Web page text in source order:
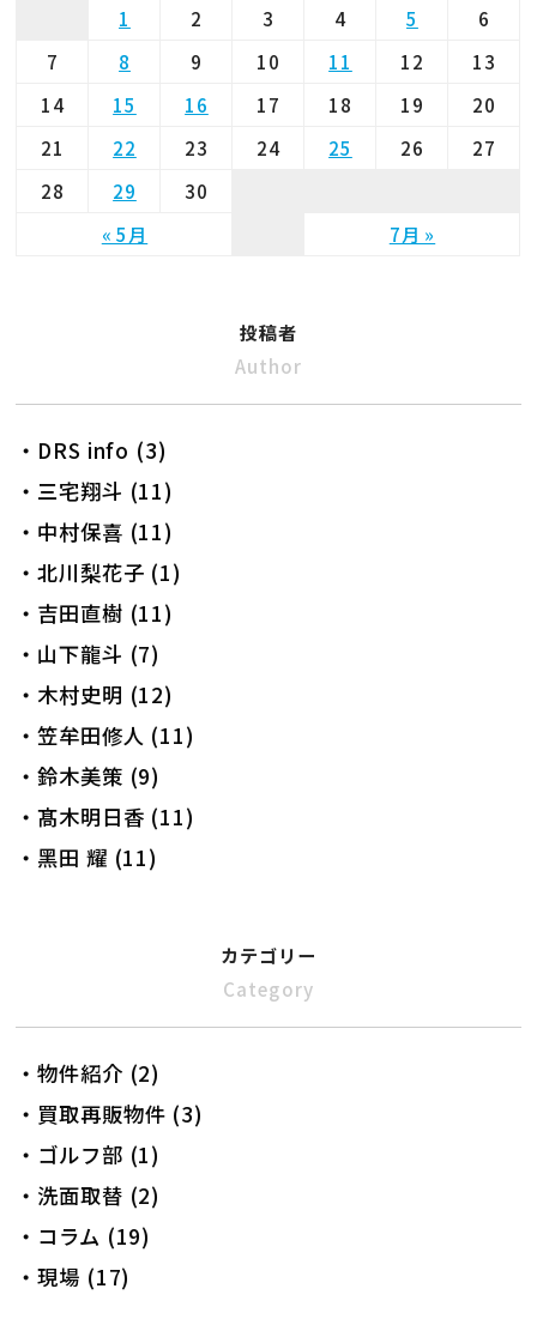
« 5月 7月 »
1 2 3 4 5
6
7
8 9 10 11 12
13
14
15 16 17 18 19
20
21
22 23 24 25 26
27
28
29 30
投稿者
Author
・DRS info (3)
・三宅翔斗 (11)
・中村保喜 (11)
・北川梨花子 (1)
・吉田直樹 (11)
・山下龍斗 (7)
・木村史明 (12)
・笠牟田修人 (11)
・鈴木美策 (9)
・髙木明日香 (11)
・黑田 耀 (11)
カテゴリー
Category
・物件紹介 (2)
・買取再販物件 (3)
・ゴルフ部 (1)
・洗面取替 (2)
・コラム (19)
・現場 (17)